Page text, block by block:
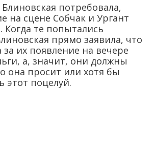
потребовала,
на сцене Собчак и Ургант
Когда те попытались
прямо заявила, что
за их появление на вечере
а, значит, они должны
она просит или хотя бы
этот поцелуй.